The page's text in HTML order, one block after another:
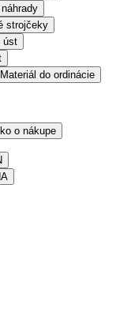
strojčeky
úst
Materiál do ordinácie
o nákupe